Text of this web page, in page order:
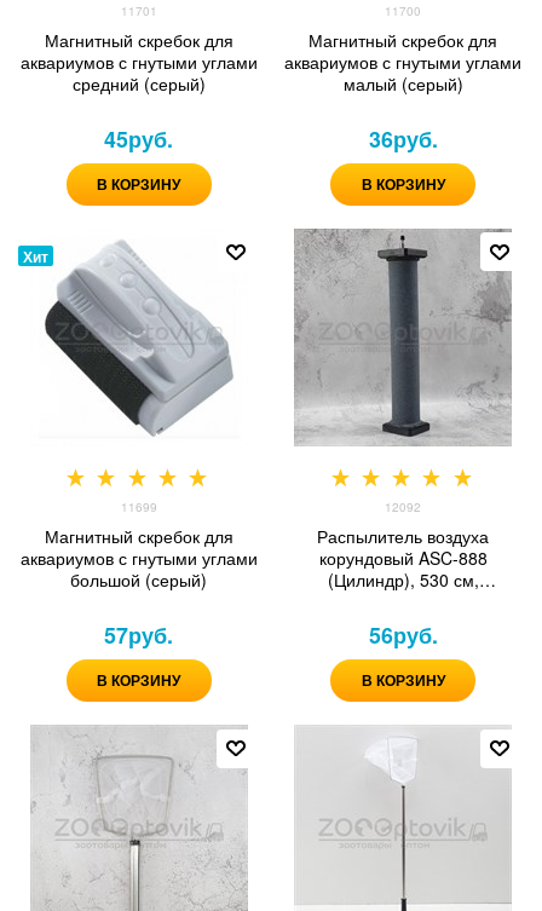
11701
Магнитный скребок для
аквариумов с гнутыми углами
средний (серый)
45руб.
В КОРЗИНУ
11700
Магнитный скребок для
аквариумов с гнутыми углами
малый (серый)
36руб.
В КОРЗИНУ
Хит
11699
Магнитный скребок для
аквариумов с гнутыми углами
большой (серый)
57руб.
В КОРЗИНУ
12092
Распылитель воздуха
корундовый ASC-888
(Цилиндр), 530 см,
56руб.
В КОРЗИНУ